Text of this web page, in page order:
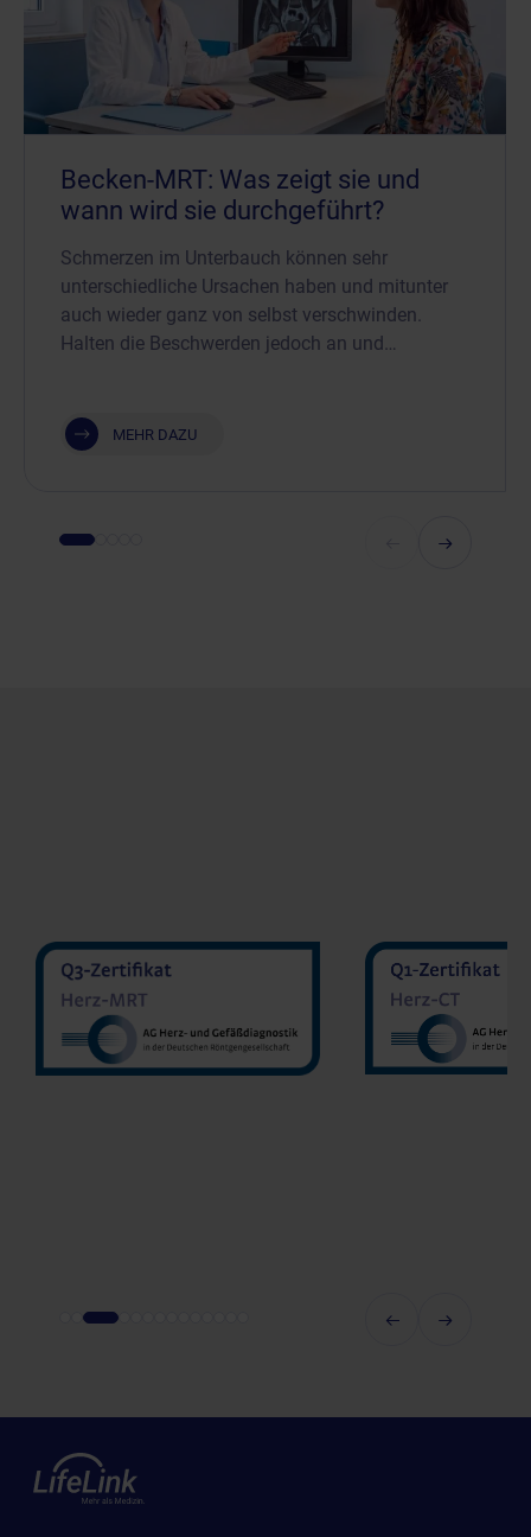
Becken-MRT: Was zeigt sie und
wann wird sie durchgeführt?
Schmerzen im Unterbauch können sehr
unterschiedliche Ursachen haben und mitunter
auch wieder ganz von selbst verschwinden.
Halten die Beschwerden jedoch an und…
MEHR DAZU
MVZ Radiologie Darmstadt
Prof. Dr. Oliver Mohrs
MVZ
Sakher
MVZ Radnet